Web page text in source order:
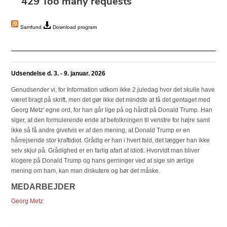
Samfund Download program
Udsendelse d. 3. - 9. januar. 2026
Genudsender vi, for Information udkom ikke 2.juledag hvor det skulle have
været bragt på skrift, men det gør ikke det mindste at få det gentaget med
Georg Metz' egne ord, for han går lige på og hårdt på Donald Trump. Han
siger, at den formulerende ende af befolkningen til venstre for højre samt
ikke så få andre givetvis er af den mening, at Donald Trump er en
hårrejsende stor kraftidiot. Grådig er han i hvert fald, det lægger han ikke
selv skjul på. Grådighed er en farlig afart af idioti. Hvorvidt man bliver
klogere på Donald Trump og hans gerninger ved at sige sin ærlige
mening om ham, kan man diskutere og bør det måske.
MEDARBEJDER
Georg Metz